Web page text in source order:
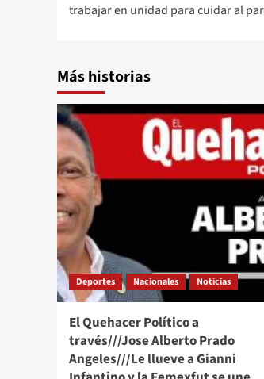
trabajar en unidad para cuidar al
Más historias
Deportes Nacionales Noticias
El Quehacer Político a
través///Jose Alberto Prado
Angeles///Le llueve a Gianni